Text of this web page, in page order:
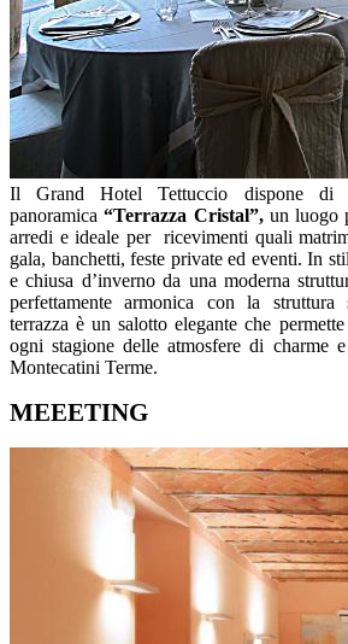
Il Grand Hotel Tettuccio dispone di
panoramica“Terrazza Cristal”,un luogo
arredi e ideale per ricevimenti quali
gala, banchetti, feste private ed eventi. In
e chiusa d’inverno da una moderna
perfettamente armonica con la struttura
terrazza è un salotto elegante che
ogni stagione delle atmosfere di charme
Montecatini Terme.
MEEETING